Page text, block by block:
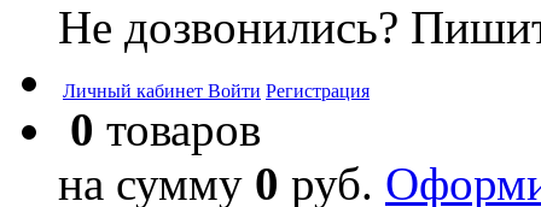
Не дозвонились?
Личный кабинет Войти Регистрация
0 товаров
на сумму 0 руб.